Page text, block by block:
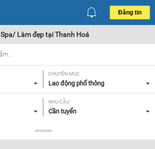
Đăng tin
Spa/ Làm đẹp tại Thanh Hoá
CHUYÊN MỤC
Lao động phổ thông
NHU CẦU
Cần tuyển